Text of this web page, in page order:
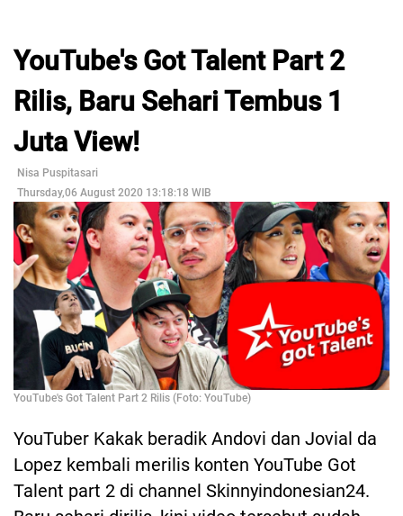
YouTube's Got Talent Part 2
Rilis, Baru Sehari Tembus 1
Juta View!
Nisa Puspitasari
Thursday,06 August 2020 13:18:18 WIB
YouTube's Got Talent Part 2 Rilis (Foto: YouTube)
YouTuber Kakak beradik Andovi dan Jovial da
Lopez kembali merilis konten YouTube Got
Talent part 2 di channel Skinnyindonesian24.